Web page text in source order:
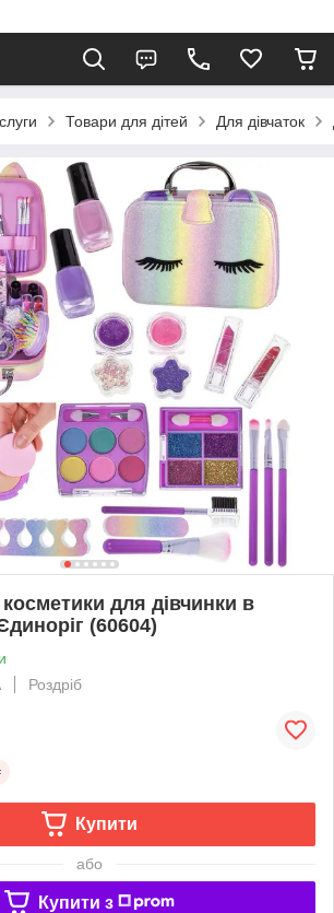
Товари для дітей Для дівчаток
косметики для дівчинки в
(60604)
Роздріб
Купити
або
Купити з